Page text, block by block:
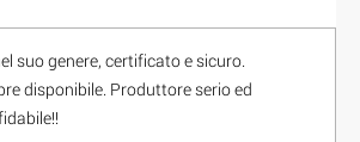
suo genere, certificato e sicuro.
disponibile. Produttore serio ed